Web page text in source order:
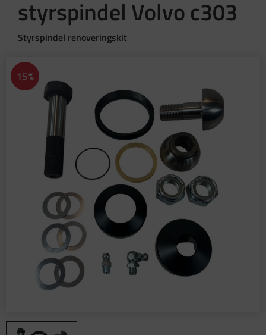
styrspindel Volvo c303
Styrspindel renoveringskit
15%